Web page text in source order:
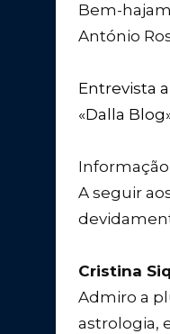
Bem-
António
Entrevista
«Dalla
A seguir
Cristina
Admiro a
astrologia,